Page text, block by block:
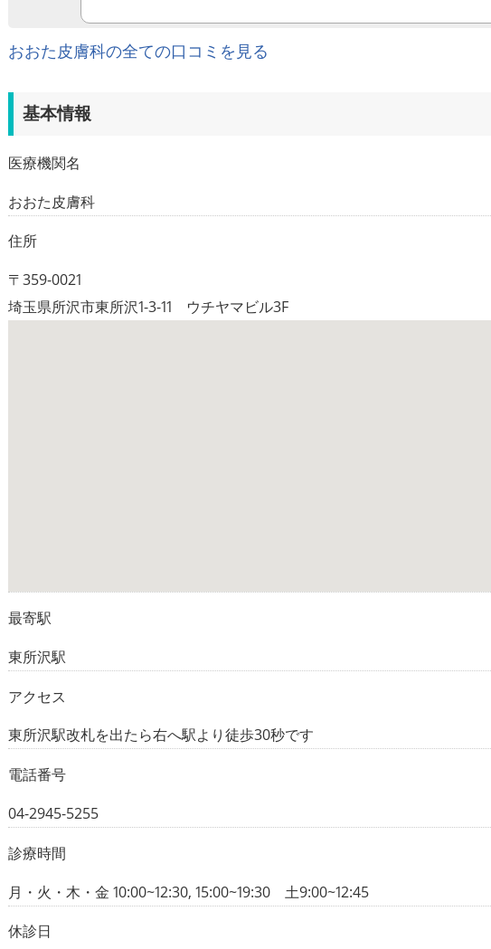
おおた皮膚科の全ての口コミを見る
基本情報
医療機関名
おおた皮膚科
住所
〒359-0021
埼玉県所沢市東所沢1-3-11 ウチヤマビル3F
最寄駅
東所沢駅
アクセス
東所沢駅改札を出たら右へ駅より徒歩30秒です
電話番号
04-2945-5255
診療時間
月・火・木・金 10:00~12:30, 15:00~19:30 土9:00~12:45
休診日